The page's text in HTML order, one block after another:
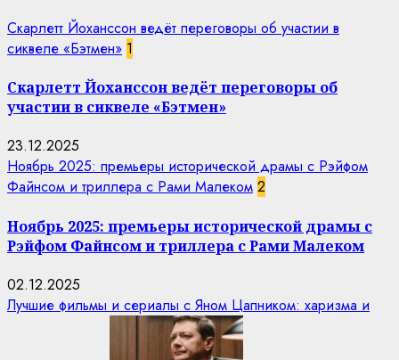
Скарлетт Йоханссон ведёт переговоры об участии в
сиквеле «Бэтмен» 1
Скарлетт Йоханссон ведёт переговоры об
участии в сиквеле «Бэтмен»
23.12.2025
Ноябрь 2025: премьеры исторической драмы с Рэйфом
Файнсом и триллера с Рами Малеком 2
Ноябрь 2025: премьеры исторической драмы с
Рэйфом Файнсом и триллера с Рами Малеком
02.12.2025
Лучшие фильмы и сериалы с Яном Цапником: харизма и